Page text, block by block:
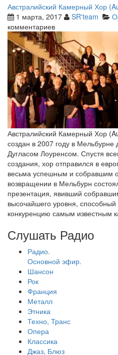
Австралийский Камерный Хор
1 марта, 2017
SR'team
комментариев
Австралийский Камерный Хор
создан в 2007 году в
Дугласом Лоуренсом. Спустя
создания, хор отправился в
весьма успешным и собравшим
возвращении в Мельбурн
презентация, явивший
высочайшего уровня, способный
конкуренцию самым известным
Слушать Радио
Радио.
Основной эфир.
Шансон
Рок
Франция
Металл
Этника
Техно, Транс
Опера
Классика
Джаз, Блюз